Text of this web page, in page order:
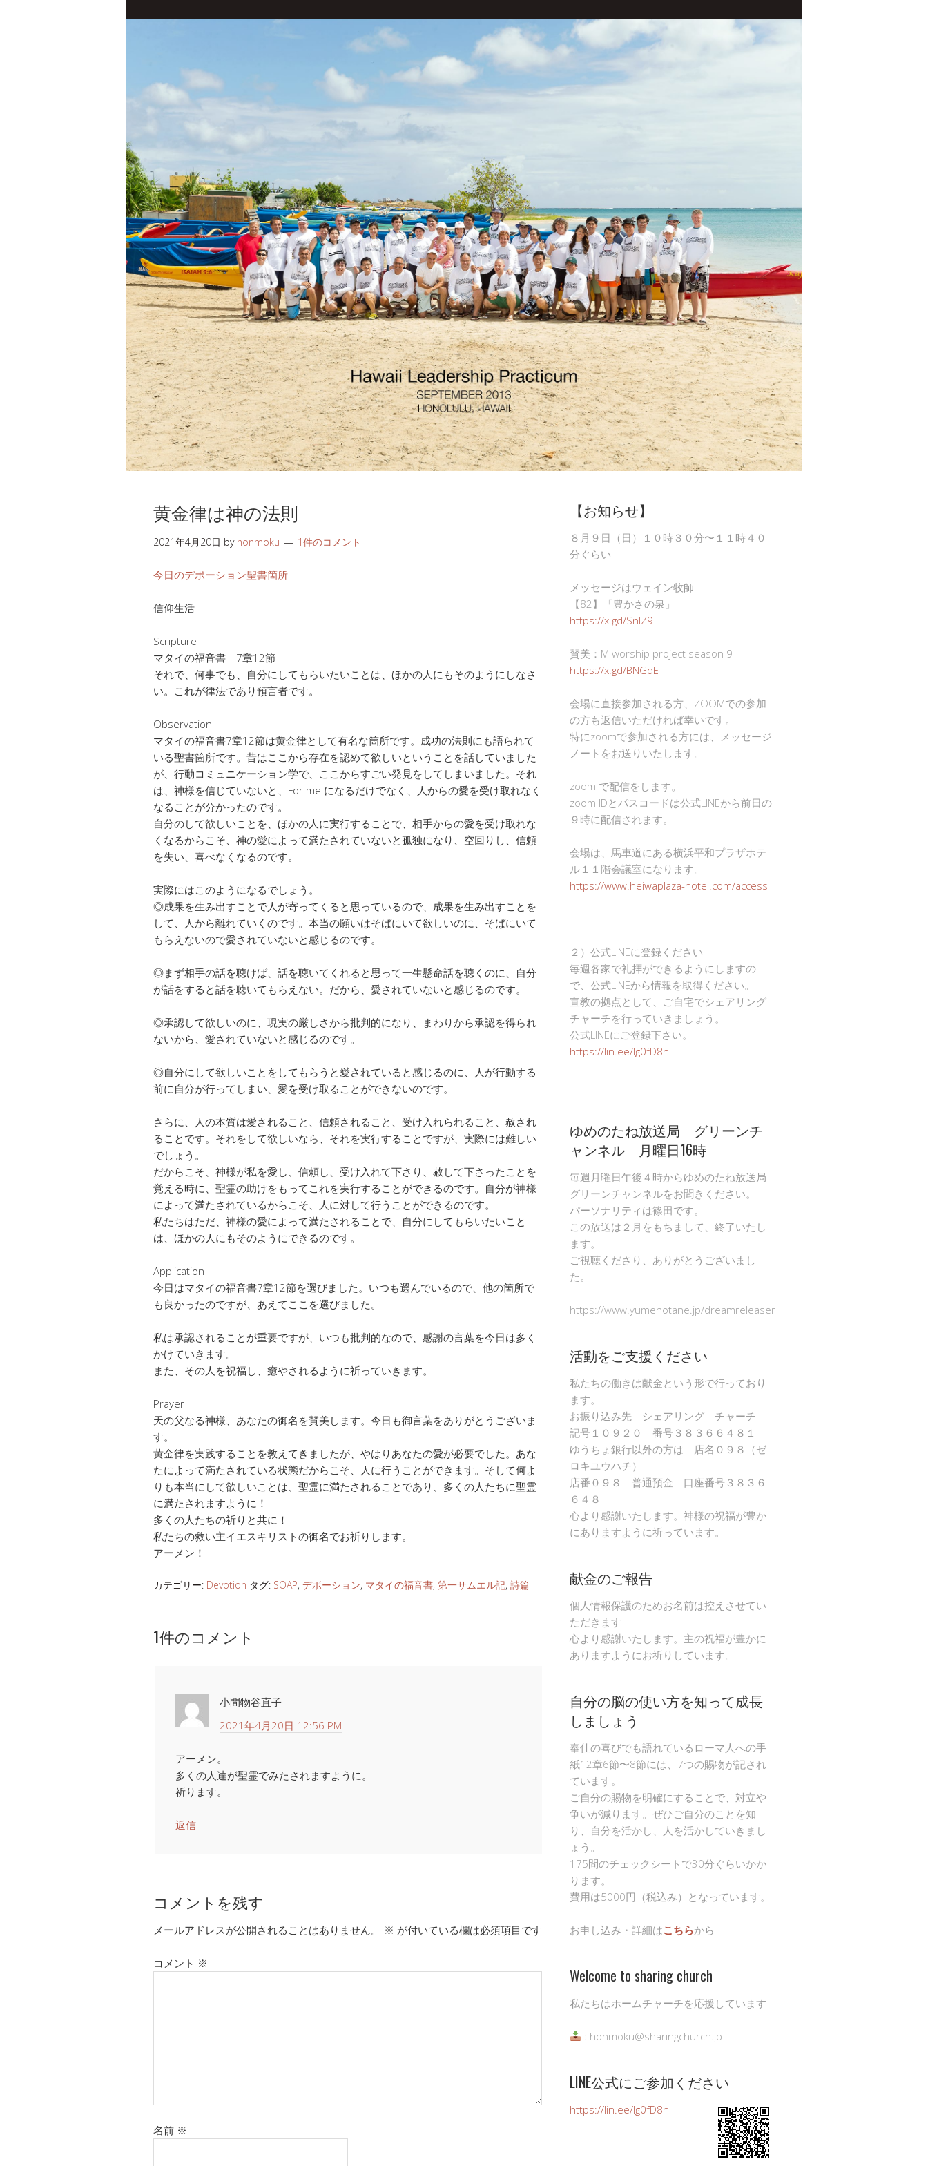
黄金律は神の法則
2021年4月20日 by honmoku 1件のコメント
今日のデボーション聖書箇所
信仰生活
Scripture
マタイの福音書 7章12節
それで、何事でも、自分にしてもらいたいことは、ほかの人にもそのようにしなさ
い。これが律法であり預言者です。
Observation
マタイの福音書7章12節は黄金律として有名な箇所です。成功の法則にも語られて
いる聖書箇所です。昔はここから存在を認めて欲しいということを話していました
が、行動コミュニケーション学で、ここからすごい発見をしてしまいました。それ
は、神様を信じていないと、For me になるだけでなく、人からの愛を受け取れなく
なることが分かったのです。
自分のして欲しいことを、ほかの人に実行することで、相手からの愛を受け取れな
くなるからこそ、神の愛によって満たされていないと孤独になり、空回りし、信頼
を失い、喜べなくなるのです。
実際にはこのようになるでしょう。
◎成果を生み出すことで人が寄ってくると思っているので、成果を生み出すことを
して、人から離れていくのです。本当の願いはそばにいて欲しいのに、そばにいて
もらえないので愛されていないと感じるのです。
◎まず相手の話を聴けば、話を聴いてくれると思って一生懸命話を聴くのに、自分
が話をすると話を聴いてもらえない。だから、愛されていないと感じるのです。
◎承認して欲しいのに、現実の厳しさから批判的になり、まわりから承認を得られ
ないから、愛されていないと感じるのです。
◎自分にして欲しいことをしてもらうと愛されていると感じるのに、人が行動する
前に自分が行ってしまい、愛を受け取ることができないのです。
さらに、人の本質は愛されること、信頼されること、受け入れられること、赦され
ることです。それをして欲しいなら、それを実行することですが、実際には難しい
でしょう。
だからこそ、神様が私を愛し、信頼し、受け入れて下さり、赦して下さったことを
覚える時に、聖霊の助けをもってこれを実行することができるのです。自分が神様
によって満たされているからこそ、人に対して行うことができるのです。
私たちはただ、神様の愛によって満たされることで、自分にしてもらいたいこと
は、ほかの人にもそのようにできるのです。
Application
今日はマタイの福音書7章12節を選びました。いつも選んでいるので、他の箇所で
も良かったのですが、あえてここを選びました。
私は承認されることが重要ですが、いつも批判的なので、感謝の言葉を今日は多く
かけていきます。
また、その人を祝福し、癒やされるように祈っていきます。
Prayer
天の父なる神様、あなたの御名を賛美します。今日も御言葉をありがとうございま
す。
黄金律を実践することを教えてきましたが、やはりあなたの愛が必要でした。あな
たによって満たされている状態だからこそ、人に行うことができます。そして何よ
りも本当にして欲しいことは、聖霊に満たされることであり、多くの人たちに聖霊
に満たされますように！
多くの人たちの祈りと共に！
私たちの救い主イエスキリストの御名でお祈りします。
アーメン！
カテゴリー: Devotion タグ: SOAP, デボーション, マタイの福音書, 第一サムエル記, 詩篇
1件のコメント
小間物谷直子
2021年4月20日 12:56 PM
アーメン。
多くの人達が聖霊でみたされますように。
祈ります。
返信
コメントを残す
メールアドレスが公開されることはありません。 ※ が付いている欄は必須項目です
コメント ※
名前 ※
【お知らせ】
８月９日（日）１０時３０分〜１１時４０
分ぐらい
メッセージはウェイン牧師
【82】「豊かさの泉」
https://x.gd/SnlZ9
賛美：M worship project season 9
https://x.gd/BNGqE
会場に直接参加される方、ZOOMでの参加
の方も返信いただければ幸いです。
特にzoomで参加される方には、メッセージ
ノートをお送りいたします。
zoom で配信をします。
zoom IDとパスコードは公式LINEから前日の
９時に配信されます。
会場は、馬車道にある横浜平和プラザホテ
ル１１階会議室になります。
https://www.heiwaplaza-hotel.com/access
２）公式LINEに登録ください
毎週各家で礼拝ができるようにしますの
で、公式LINEから情報を取得ください。
宣教の拠点として、ご自宅でシェアリング
チャーチを行っていきましょう。
公式LINEにご登録下さい。
https://lin.ee/Ig0fD8n
ゆめのたね放送局 グリーンチ
ャンネル 月曜日16時
毎週月曜日午後４時からゆめのたね放送局
グリーンチャンネルをお聞きください。
パーソナリティは篠田です。
この放送は２月をもちまして、終了いたし
ます。
ご視聴くださり、ありがとうございまし
た。
https://www.yumenotane.jp/dreamreleaser
活動をご支援ください
私たちの働きは献金という形で行っており
ます。
お振り込み先 シェアリング チャーチ
記号１０９２０ 番号３８３６６４８１
ゆうちょ銀行以外の方は 店名０９８（ゼ
ロキユウハチ）
店番０９８ 普通預金 口座番号３８３６
６４８
心より感謝いたします。神様の祝福が豊か
にありますように祈っています。
献金のご報告
個人情報保護のためお名前は控えさせてい
ただきます
心より感謝いたします。主の祝福が豊かに
ありますようにお祈りしています。
自分の脳の使い方を知って成長
しましょう
奉仕の喜びでも語れているローマ人への手
紙12章6節〜8節には、7つの賜物が記され
ています。
ご自分の賜物を明確にすることで、対立や
争いが減ります。ぜひご自分のことを知
り、自分を活かし、人を活かしていきまし
ょう。
175問のチェックシートで30分ぐらいかか
ります。
費用は5000円（税込み）となっています。
お申し込み・詳細はこちらから
Welcome to sharing church
私たちはホームチャーチを応援しています
: honmoku@sharingchurch.jp
LINE公式にご参加ください
https://lin.ee/Ig0fD8n